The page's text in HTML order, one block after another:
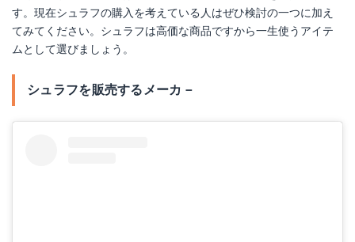
す。現在シュラフの購入を考えている人はぜひ検討の一つに加え
てみてください。シュラフは高価な商品ですから一生使うアイテ
ムとして選びましょう。
シュラフを販売するメーカ－